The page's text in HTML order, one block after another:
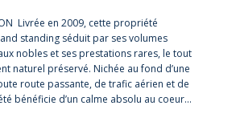
Livrée en 2009, cette propriété
standing séduit par ses volumes
nobles et ses prestations rares, le tout
naturel préservé. Nichée au fond d’une
route passante, de trafic aérien et de
bénéficie d’un calme absolu au coeur…